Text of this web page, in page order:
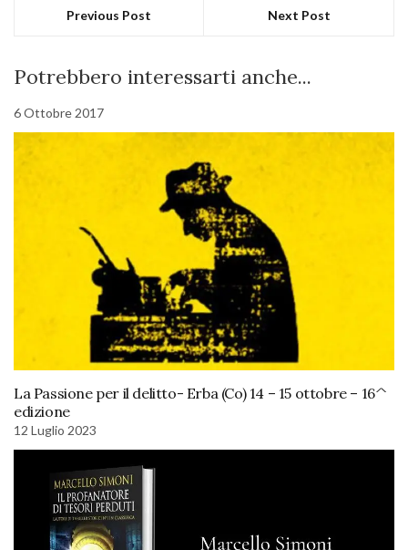
Previous Post Next Post
Potrebbero interessarti anche...
6 Ottobre 2017
La Passione per il delitto- Erba (Co) 14 – 15 ottobre – 16^
edizione
12 Luglio 2023